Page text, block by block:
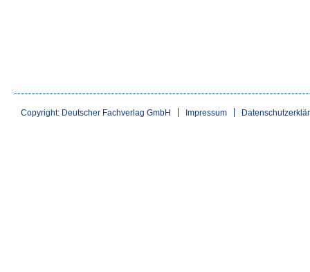
Copyright: Deutscher Fachverlag GmbH Impressum